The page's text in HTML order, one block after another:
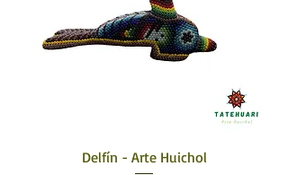
Delfín - Arte Huichol